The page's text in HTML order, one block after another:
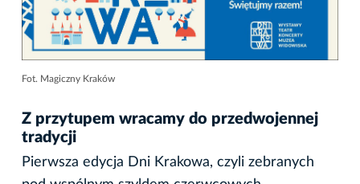
Fot. Magiczny Kraków
Z przytupem wracamy do przedwojennej
tradycji
Pierwsza edycja Dni Krakowa, czyli zebranych